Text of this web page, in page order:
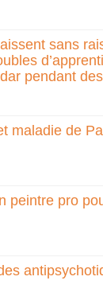
sans
pendant
maladie de
peintre pro